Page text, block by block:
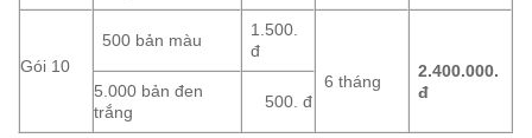
Gói 10
500 bản màu
1.500.
đ
6 tháng
2.400.000.
đ
5.000 bản đen
trắng
500. đ